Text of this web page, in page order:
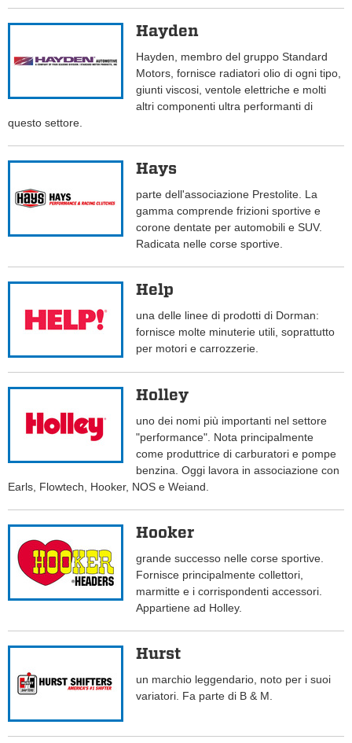
Hayden
Hayden, membro del gruppo Standard
Motors, fornisce radiatori olio di ogni tipo,
giunti viscosi, ventole elettriche e molti
altri componenti ultra performanti di
questo settore.
Hays
parte dell'associazione Prestolite. La
gamma comprende frizioni sportive e
corone dentate per automobili e SUV.
Radicata nelle corse sportive.
Help
una delle linee di prodotti di Dorman:
fornisce molte minuterie utili, soprattutto
per motori e carrozzerie.
Holley
uno dei nomi più importanti nel settore
"performance". Nota principalmente
come produttrice di carburatori e pompe
benzina. Oggi lavora in associazione con
Earls, Flowtech, Hooker, NOS e Weiand.
Hooker
grande successo nelle corse sportive.
Fornisce principalmente collettori,
marmitte e i corrispondenti accessori.
Appartiene ad Holley.
Hurst
un marchio leggendario, noto per i suoi
variatori. Fa parte di B & M.